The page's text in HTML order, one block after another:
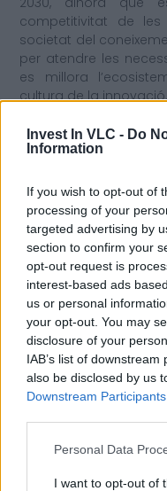
Invest In VLC - Do
Information
If you wish to opt-out of
processing of your
targeted advertising by
section to confirm your
opt-out request is
interest-based ads
us or personal
your opt-out. You may
disclosure of your
IAB’s list of
also be disclosed by us
Downstream Participants
Personal Data
I want to opt-out of
competitivitat de
societat del
per atendre les
es millora
cultura de la
Amb el Living Lab i el
compta amb dos
promoure polítiques
part dels estats
col·laboració públic-
Previous
Share the Post: